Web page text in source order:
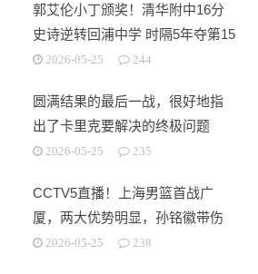
郭艾伦小丁颁奖！清华附中16分
史诗逆转回浦中学 时隔5年夺第15
冠2026-05-25 244
圆满结果的最后一战，很好地指
出了卡里克要解决的终极问题
2026-05-25 235
CCTV5直播！上海男篮首战广
厦，两大优势明显，孙铭徽带伤
出战！
2026-05-25 238